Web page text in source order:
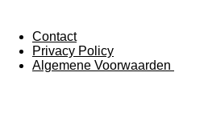
Contact
Privacy Policy
Algemene Voorwaarden